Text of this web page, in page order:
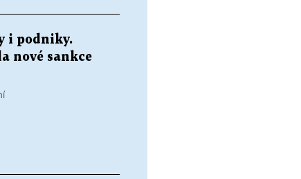
i podniky.
nové sankce